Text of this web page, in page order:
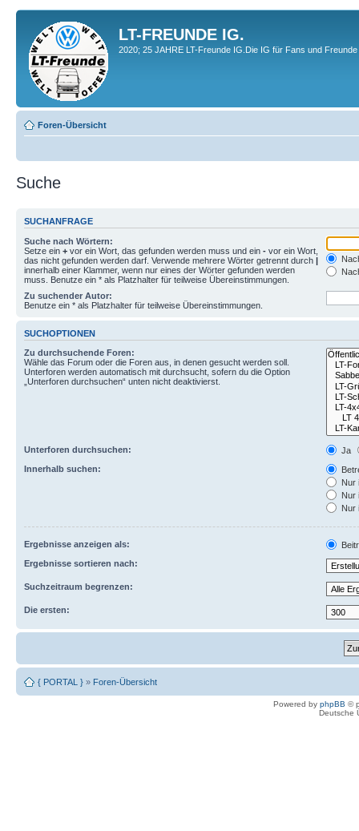
LT-FREUNDE IG.
2020; 25 JAHRE LT-Freunde IG.Die IG für Fans und
Foren-Übersicht
Suche
SUCHANFRAGE
Suche nach Wörtern:
Setze ein + vor ein Wort, das gefunden werden muss und ein - vor ein Wort,
das nicht gefunden werden darf. Verwende mehrere Wörter getrennt durch |
innerhalb einer Klammer, wenn nur eines der Wörter gefunden werden
muss. Benutze ein * als Platzhalter für teilweise Übereinstimmungen.
Zu suchender Autor:
Benutze ein * als Platzhalter für teilweise Übereinstimmungen.
SUCHOPTIONEN
Zu durchsuchende Foren:
Wähle das Forum oder die Foren aus, in denen gesucht werden soll.
Unterforen werden automatisch mit durchsucht, sofern du die Option
„Unterforen durchsuchen“ unten nicht deaktivierst.
Unterforen durchsuchen:
Ja
Innerhalb suchen:
Nur
Nur
Nur
Ergebnisse anzeigen als:
Ergebnisse sortieren nach:
Suchzeitraum begrenzen:
Die ersten:
{ PORTAL } » Foren-Übersicht
Powered by phpBB ©
Deutsche